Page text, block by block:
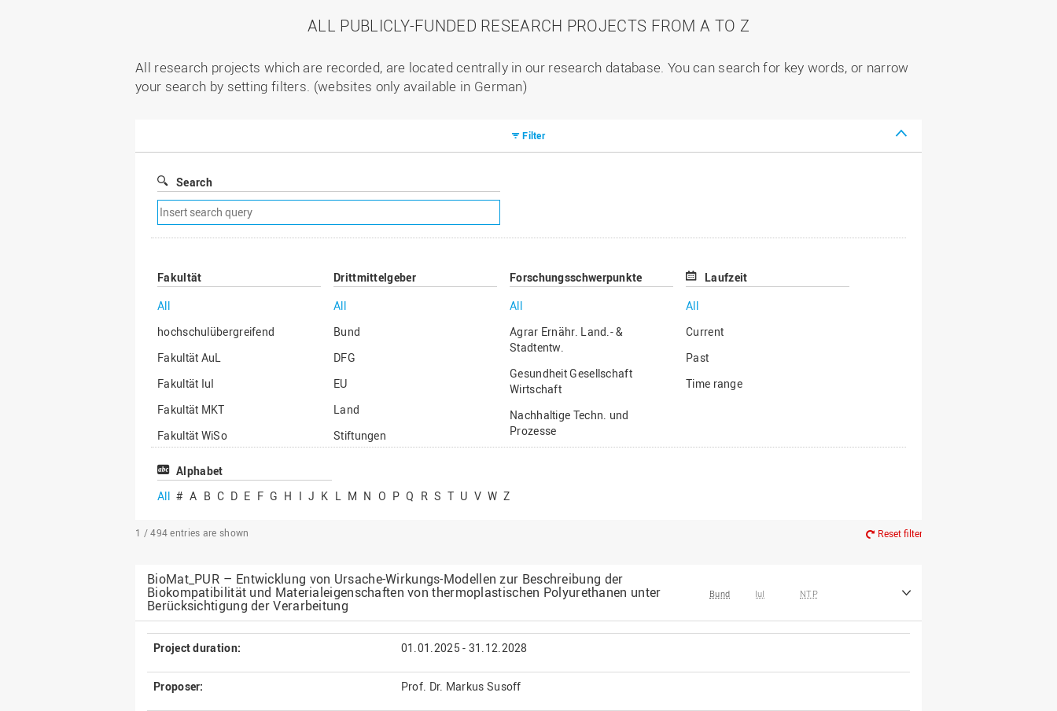
ALL PUBLICLY-FUNDED RESEARCH PROJECTS FROM A TO Z
All research projects which are recorded, are located centrally in our research database. You can search for key words, or narrow
your search by setting filters. (websites only available in German)
Filter
Search
Remove
search
filter
Fakultät
All
hochschulübergreifend
Fakultät AuL
Fakultät IuI
Fakultät MKT
Fakultät WiSo
Institut für Musik
Drittmittelgeber
All
Bund
DFG
EU
Land
Stiftungen
Forschungsschwerpunkte
All
Agrar Ernähr. Land.- &
Stadtentw.
Gesundheit Gesellschaft
Wirtschaft
Nachhaltige Techn. und
Prozesse
Laufzeit
All
Current
Past
Time range
Alphabet
All # A B C D E F G H I J K L M N O P Q R S T U V W Z
1 / 494 entries are shown Reset filter
BioMat_PUR – Entwicklung von Ursache-Wirkungs-Modellen zur Beschreibung der
Biokompatibilität und Materialeigenschaften von thermoplastischen Polyurethanen unter
Berücksichtigung der Verarbeitung
Bund IuI NTP
Project duration: 01.01.2025 - 31.12.2028
Proposer: Prof. Dr. Markus Susoff